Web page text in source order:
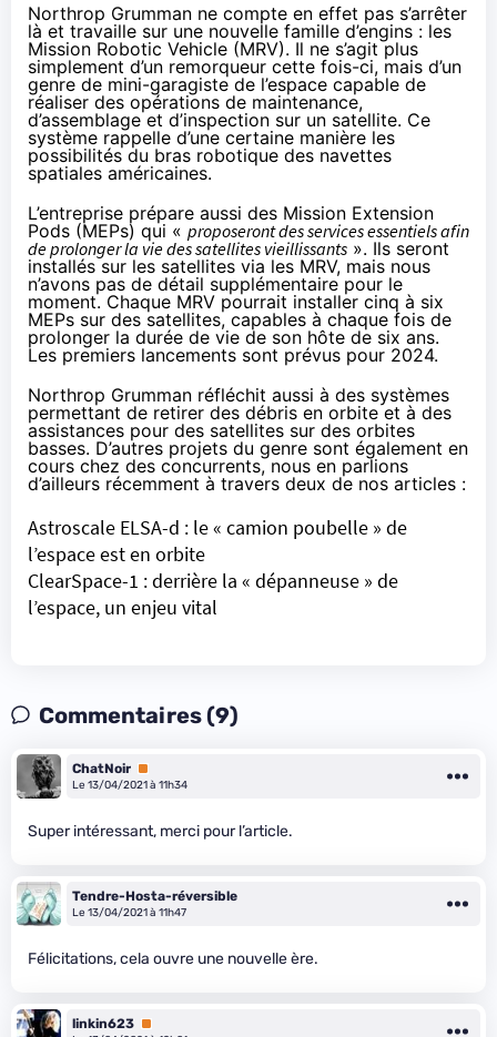
Northrop Grumman ne compte en effet pas s’arrêter
là et travaille sur une nouvelle famille d’engins : les
Mission Robotic Vehicle (MRV). Il ne s’agit plus
simplement d’un remorqueur cette fois-ci, mais d’un
genre de mini-garagiste de l’espace capable de
réaliser des opérations de maintenance,
d’assemblage et d’inspection sur un satellite. Ce
système rappelle d’une certaine manière les
possibilités du bras robotique des navettes
spatiales américaines.
L’entreprise prépare aussi des Mission Extension
Pods (MEPs) qui « proposeront des services essentiels afin
de prolonger la vie des satellites vieillissants ». Ils seront
installés sur les satellites via les MRV, mais nous
n’avons pas de détail supplémentaire pour le
moment. Chaque MRV pourrait installer cinq à six
MEPs sur des satellites, capables à chaque fois de
prolonger la durée de vie de son hôte de six ans.
Les premiers lancements sont prévus pour 2024.
Northrop Grumman réfléchit aussi à des systèmes
permettant de retirer des débris en orbite et à des
assistances pour des satellites sur des orbites
basses. D’autres projets du genre sont également en
cours chez des concurrents, nous en parlions
d’ailleurs récemment à travers deux de nos articles :
Astroscale ELSA-d : le « camion poubelle » de
l’espace est en orbite
ClearSpace-1 : derrière la « dépanneuse » de
l’espace, un enjeu vital
Commentaires (9)
ChatNoir Premium
Le 13/04/2021 à 11h34
Super intéressant, merci pour l’article.
Tendre-Hosta-réversible
Le 13/04/2021 à 11h47
Félicitations, cela ouvre une nouvelle ère.
linkin623 Premium